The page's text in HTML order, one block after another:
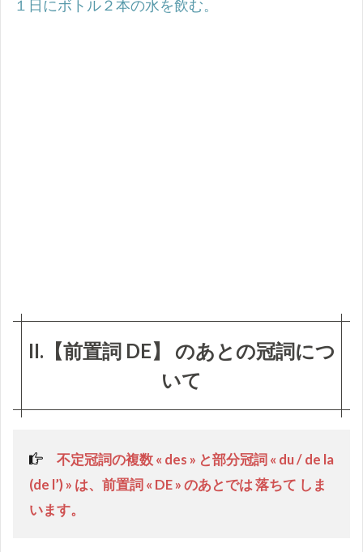
１日にボトル２本の水を飲む。
II.【前置詞 DE】 のあとの冠詞につ
いて
不定冠詞の複数 « des » と部分冠詞 « du / de la
(de l’) » は、前置詞 « DE »のあとでは 落ちて しま
います。